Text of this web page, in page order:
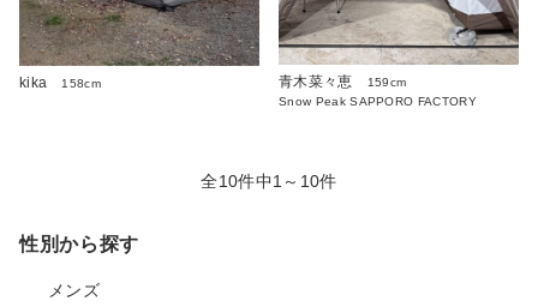
kika 158cm 青木菜々恵
159cm
Snow Peak SAPPORO FACTORY
全10件中1～10件
性別から探す
メンズ